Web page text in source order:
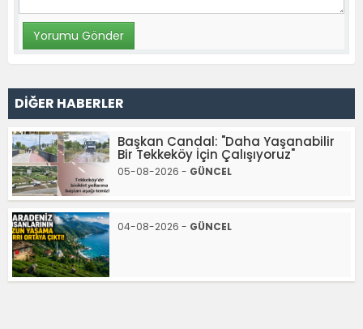
DİĞER HABERLER
Başkan Candal: "Daha Yaşanabilir
Bir Tekkeköy İçin Çalışıyoruz"
05-08-2026 - GÜNCEL
04-08-2026 - GÜNCEL